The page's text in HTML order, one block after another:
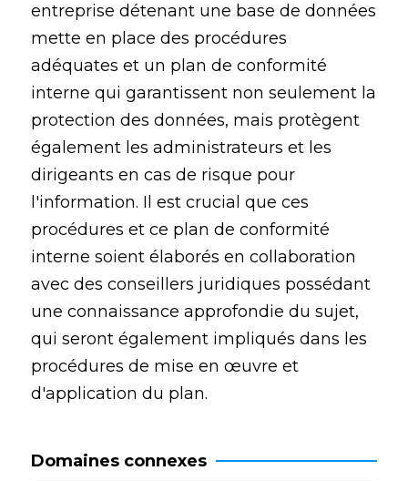
entreprise détenant une base de données
mette en place des procédures
adéquates et un plan de conformité
interne qui garantissent non seulement la
protection des données, mais protègent
également les administrateurs et les
dirigeants en cas de risque pour
l'information. Il est crucial que ces
procédures et ce plan de conformité
interne soient élaborés en collaboration
avec des conseillers juridiques possédant
une connaissance approfondie du sujet,
qui seront également impliqués dans les
procédures de mise en œuvre et
d'application du plan.
Domaines connexes